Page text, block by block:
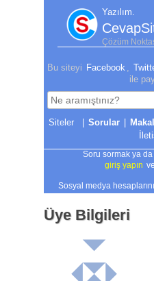
Yazılım.
Çözüm
Bu siteyi Facebook
ile
| Sorular |
Soru sormak ya
giriş yapın
Sosyal medya
Üye Bilgileri